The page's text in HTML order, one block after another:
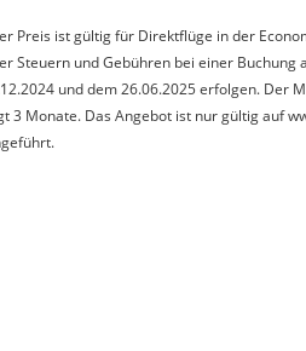
Preis ist gültig für Direktflüge in der
Steuern und Gebühren bei einer
und dem 26.06.2025 erfolgen. Der
Monate. Das Angebot ist nur gültig auf